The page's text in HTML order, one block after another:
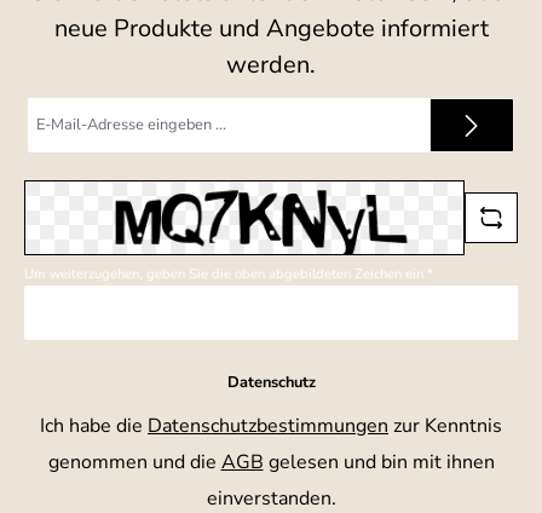
neue Produkte und Angebote informiert
werden.
Mail-
Um weiterzugehen, geben Sie die oben abgebildeten Zeichen ein *
Datenschutz
Ich habe die Datenschutzbestimmungen zur Kenntnis
genommen und die AGB gelesen und bin mit ihnen
einverstanden.